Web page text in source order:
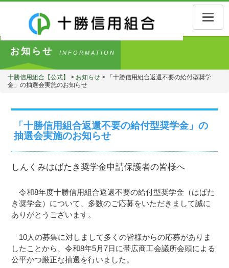
Toggle
お知らせ INFORMATION
十勝信用組合【公式】 > お知らせ >
「十勝信用組合返還不要の給付型奨学
金」の抽選会実施のお知らせ
「十勝信用組合返還不要の給付型奨学金」の
抽選会実施のお知らせ
しんくみはばたき奨学金申請保護者の皆様へ
令和8年度十勝信用組合返還不要の給付型奨学金（はばた
き奨学金）について、多数のご応募をいただきまして誠に
ありがとうございます。
10人の募集に対しまして多くの皆様からの応募がありま
したことから、令和8年5月7日に帯広商工会議所会頭による
公平かつ厳正な抽選を行いました。